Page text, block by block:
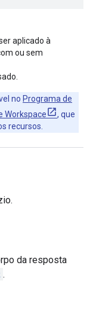
aplicado à
ou sem
no Programa de
Workspace
, que
recursos.
da resposta
.